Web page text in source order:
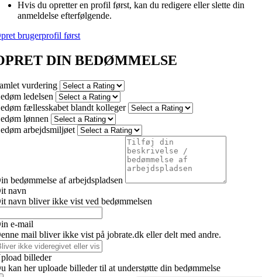
Hvis du opretter en profil først, kan du redigere eller slette din
anmeldelse efterfølgende.
brugerprofil først
DIN BEDØMMELSE
vurdering
ledelsen
fællesskabet blandt kolleger
lønnen
arbejdsmiljøet
bedømmelse af arbejdspladsen
navn
navn bliver ikke vist ved bedømmelsen
e-mail
mail bliver ikke vist på jobrate.dk eller delt med andre.
billeder
kan her uploade billeder til at understøtte din bedømmelse